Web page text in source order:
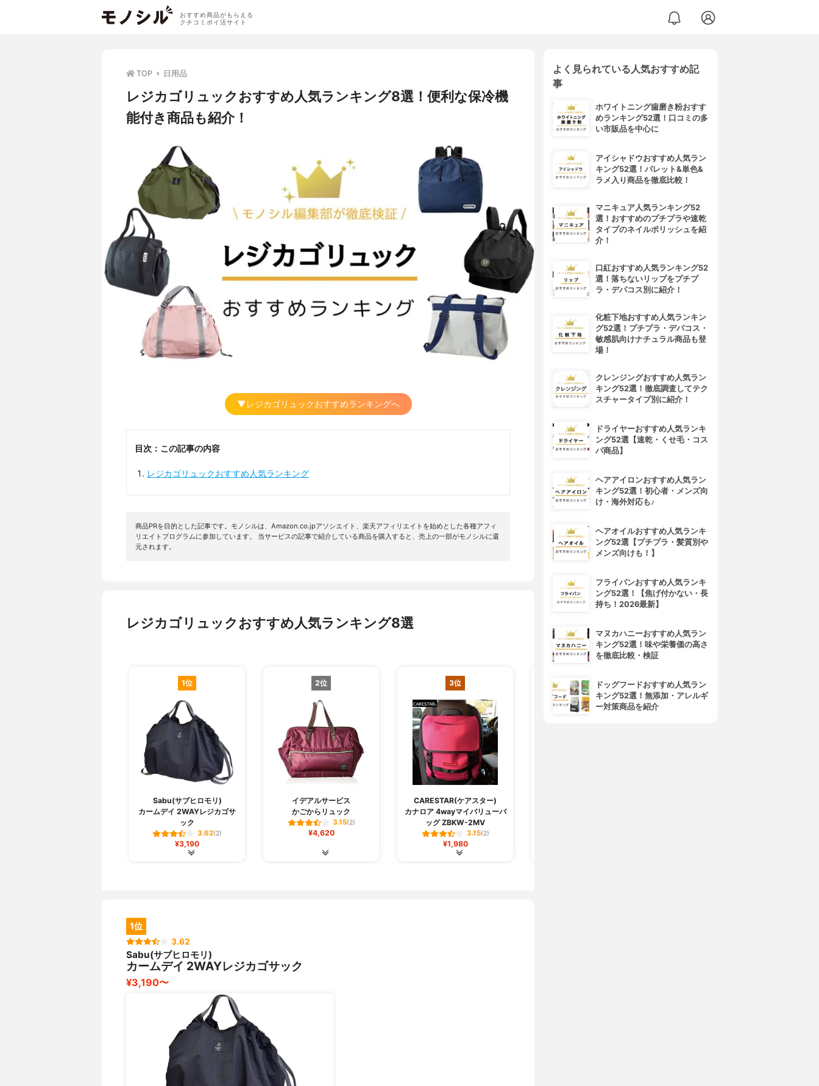
おすすめ商品がもらえる
クチコミポイ活サイト
TOP 日用品
レジカゴリュックおすすめ人気ランキング8選！便利な保冷機
能付き商品も紹介！
▼レジカゴリュックおすすめランキングへ
目次：この記事の内容
レジカゴリュックおすすめ人気ランキング
商品PRを目的とした記事です。モノシルは、Amazon.co.jpアソシエイト、楽天アフィリエイトを始めとした各種アフィ
リエイトプログラムに参加しています。 当サービスの記事で紹介している商品を購入すると、売上の一部がモノシルに還
元されます。
レジカゴリュックおすすめ人気ランキング8選
1位
Sabu(サブヒロモリ)
カームデイ 2WAYレジカゴサ
ック
3.62(2)
¥3,190
2位
イデアルサービス
かごからリュック
3.15(2)
¥4,620
3位
CARESTAR(ケアスター)
カナロア 4wayマイバリューバ
ッグ ZBKW-2MV
3.15(2)
¥1,980
4位
1位
3.62
Sabu(サブヒロモリ)
カームデイ 2WAYレジカゴサック
¥3,190〜
よく見られている人気おすすめ記
事
ホワイトニング歯磨き粉おすす
めランキング52選！口コミの多
い市販品を中心に
アイシャドウおすすめ人気ラン
キング52選！パレット&単色&
ラメ入り商品を徹底比較！
マニキュア人気ランキング52
選！おすすめのプチプラや速乾
タイプのネイルポリッシュを紹
介！
口紅おすすめ人気ランキング52
選！落ちないリップをプチプ
ラ・デパコス別に紹介！
化粧下地おすすめ人気ランキン
グ52選！プチプラ・デパコス・
敏感肌向けナチュラル商品も登
場！
クレンジングおすすめ人気ラン
キング52選！徹底調査してテク
スチャータイプ別に紹介！
ドライヤーおすすめ人気ランキ
ング52選【速乾・くせ毛・コス
パ商品】
ヘアアイロンおすすめ人気ラン
キング52選！初心者・メンズ向
け・海外対応も♪
ヘアオイルおすすめ人気ランキ
ング52選【プチプラ・髪質別や
メンズ向けも！】
フライパンおすすめ人気ランキ
ング52選！【焦げ付かない・長
持ち！2026最新】
マヌカハニーおすすめ人気ラン
キング52選！味や栄養価の高さ
を徹底比較・検証
ドッグフードおすすめ人気ラン
キング52選！無添加・アレルギ
ー対策商品を紹介